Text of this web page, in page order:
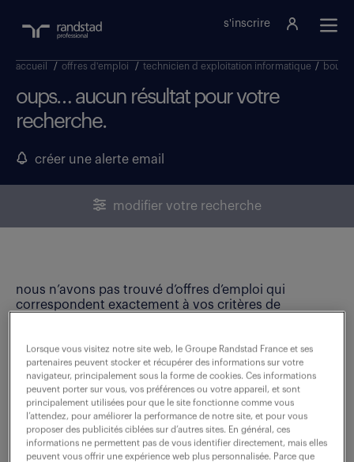
s'inscrire
accueil / offres d'emploi / technicien d exploitation informatique /
oups… aucun résultat pour votre
recherche.
créer une alerte email
modifier votre recherche
nous n’avons pas trouvé d’offres d’emploi qui
correspondent exactement à vos critères de
ne ratez aucune
opportunité.
Lorsque vous visitez notre site web, le Groupe Randstad France et ses
partenaires peuvent stocker et récupérer des informations sur votre
navigateur, principalement sous la forme de cookies. Ces informations
peuvent porter sur vous, vos préférences ou votre appareil, et sont
principalement utilisées pour que le site fonctionne comme vous
l’attendez, pour améliorer la performance de notre site, et pour vous
proposer des publicités ciblées sur d’autres sites. En général, ces
informations ne permettent pas de vous identifier directement, mais elles
peuvent vous offrir une expérience web plus personnalisée. Parce que